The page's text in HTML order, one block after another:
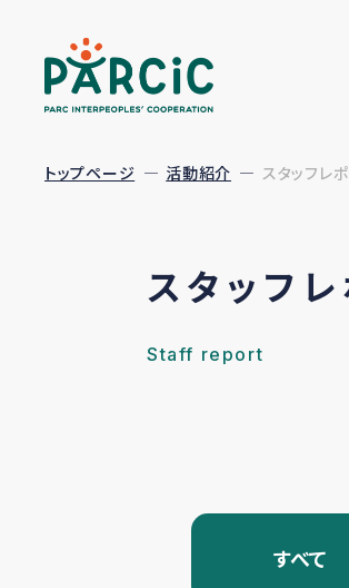
トップページ 活動紹介 スタッフレ
スタッフ
Staff report
すべて